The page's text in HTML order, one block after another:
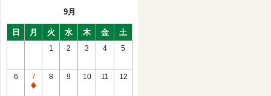
館
9月
日 月 火 水 木 金 土
1 2 3 4 5
6
7
通
8 9 10 11 12